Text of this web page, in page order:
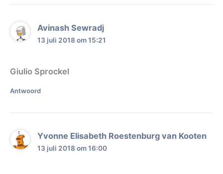
Avinash Sewradj
13 juli 2018 om 15:21
Giulio Sprockel
Antwoord
Yvonne Elisabeth Roestenburg van Kooten
13 juli 2018 om 16:00